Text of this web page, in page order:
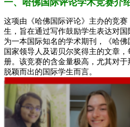
一、哈佛国际评论学术竞赛介
这项由《哈佛国际评论》主办的竞赛
生，旨在通过写作鼓励学生表达对
为一本国际知名的学术期刊，《哈
国家领导人及诺贝尔奖得主的文章
册。该竞赛的含金量极高，尤其对
脱颖而出的国际学生而言。